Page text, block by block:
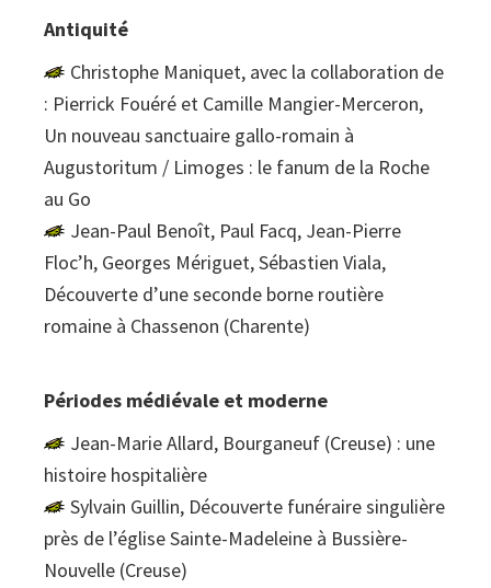
Antiquité
Christophe Maniquet, avec la collaboration de
: Pierrick Fouéré et Camille Mangier-Merceron,
Un nouveau sanctuaire gallo-romain à
Augustoritum / Limoges : le fanum de la Roche
au Go
Jean-Paul Benoît, Paul Facq, Jean-Pierre
Floc’h, Georges Mériguet, Sébastien Viala,
Découverte d’une seconde borne routière
romaine à Chassenon (Charente)
Périodes médiévale et moderne
Jean-Marie Allard, Bourganeuf (Creuse) : une
histoire hospitalière
Sylvain Guillin, Découverte funéraire singulière
près de l’église Sainte-Madeleine à Bussière-
Nouvelle (Creuse)